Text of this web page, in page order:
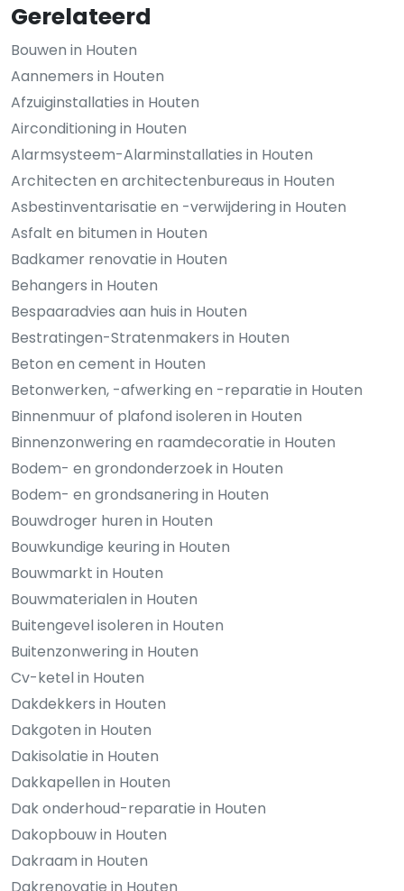
Gerelateerd
Bouwen in Houten
Aannemers in Houten
Afzuiginstallaties in Houten
Airconditioning in Houten
Alarmsysteem-Alarminstallaties in Houten
Architecten en architectenbureaus in Houten
Asbestinventarisatie en -verwijdering in Houten
Asfalt en bitumen in Houten
Badkamer renovatie in Houten
Behangers in Houten
Bespaaradvies aan huis in Houten
Bestratingen-Stratenmakers in Houten
Beton en cement in Houten
Betonwerken, -afwerking en -reparatie in Houten
Binnenmuur of plafond isoleren in Houten
Binnenzonwering en raamdecoratie in Houten
Bodem- en grondonderzoek in Houten
Bodem- en grondsanering in Houten
Bouwdroger huren in Houten
Bouwkundige keuring in Houten
Bouwmarkt in Houten
Bouwmaterialen in Houten
Buitengevel isoleren in Houten
Buitenzonwering in Houten
Cv-ketel in Houten
Dakdekkers in Houten
Dakgoten in Houten
Dakisolatie in Houten
Dakkapellen in Houten
Dak onderhoud-reparatie in Houten
Dakopbouw in Houten
Dakraam in Houten